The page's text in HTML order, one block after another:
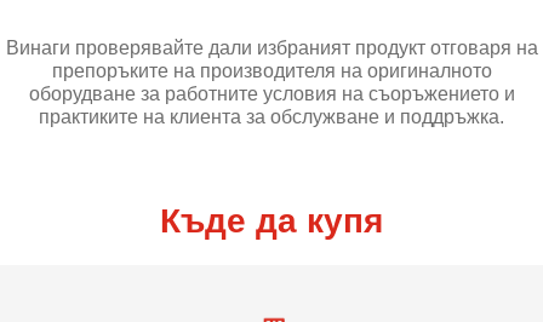
Винаги проверявайте дали избраният продукт отговаря на
препоръките на производителя на оригиналното
оборудване за работните условия на съоръжението и
практиките на клиента за обслужване и поддръжка.
Къде да купя